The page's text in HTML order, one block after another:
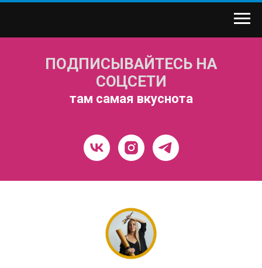
ПОДПИСЫВАЙТЕСЬ НА
СОЦСЕТИ
там самая вкуснота